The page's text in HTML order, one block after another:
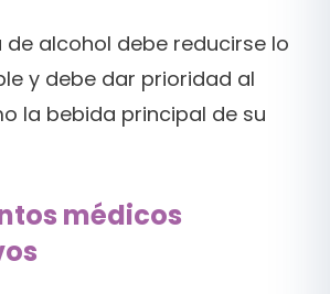
de alcohol debe reducirse lo
y debe dar prioridad al
la bebida principal de su
médicos